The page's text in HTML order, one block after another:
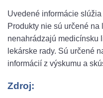
Uvedené informácie
Produkty nie sú určené
nenahrádzajú medicínsku
lekárske rady. Sú určené
informácií z výskumu a
Zdroj: